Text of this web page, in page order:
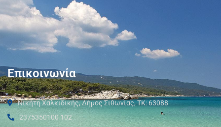
Επικοινωνία
Νικήτη Χαλκιδικής, Δήμος Σιθωνίας, ΤΚ: 63088
2375350100 102